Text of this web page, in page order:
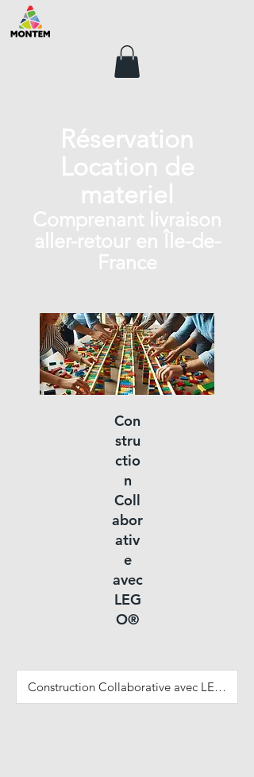
Réservation
Location de
materiel
Comprenant livraison
aller-retour en Île-de-
France
Con
stru
ctio
n
Coll
abor
ativ
e
avec
LEG
O®